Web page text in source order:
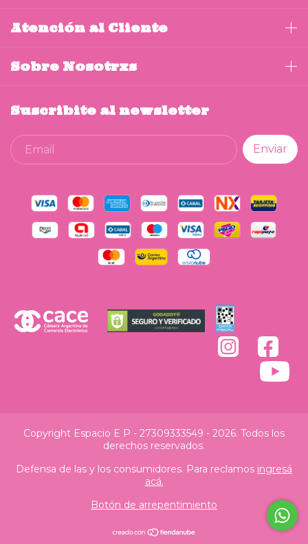
Atención al Cliente
Sobre Nosotrxs
Suscribite al newsletter
Copyright Espacio E P - 27309333549 - 2026. Todos los
derechos reservados.
Defensa de las y los consumidores. Para reclamos ingresá
acá.
Botón de arrepentimiento